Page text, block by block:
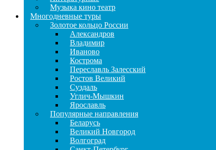
Музыка кино театр
Многодневные туры
Золотое кольцо России
Александров
Владимир
Иваново
Кострома
Переславль Залесский
Ростов Великий
Суздаль
Углич-Мышкин
Ярославль
Популярные направления
Беларусь
Великий Новгород
Волгоград